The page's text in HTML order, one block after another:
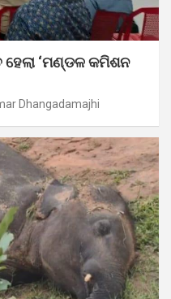
ହେଲା ‘ମଣ୍ଡଳ କମିଶନ
Dhangadamajhi